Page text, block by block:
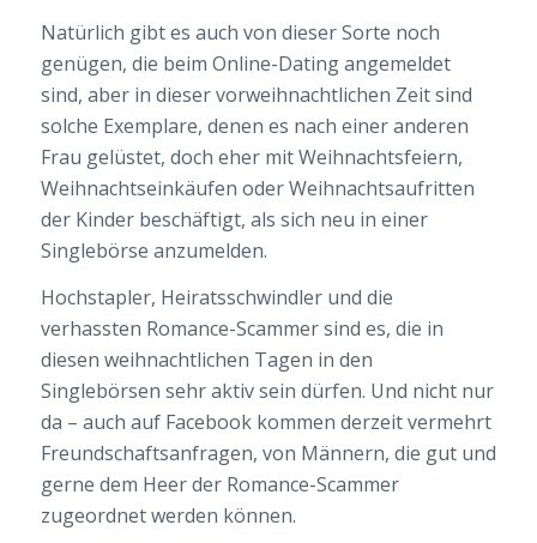
Natürlich gibt es auch von dieser Sorte noch
genügen, die beim Online-Dating angemeldet
sind, aber in dieser vorweihnachtlichen Zeit sind
solche Exemplare, denen es nach einer anderen
Frau gelüstet, doch eher mit Weihnachtsfeiern,
Weihnachtseinkäufen oder Weihnachtsaufritten
der Kinder beschäftigt, als sich neu in einer
Singlebörse anzumelden.
Hochstapler, Heiratsschwindler und die
verhassten Romance-Scammer sind es, die in
diesen weihnachtlichen Tagen in den
Singlebörsen sehr aktiv sein dürfen. Und nicht nur
da – auch auf Facebook kommen derzeit vermehrt
Freundschaftsanfragen, von Männern, die gut und
gerne dem Heer der Romance-Scammer
zugeordnet werden können.